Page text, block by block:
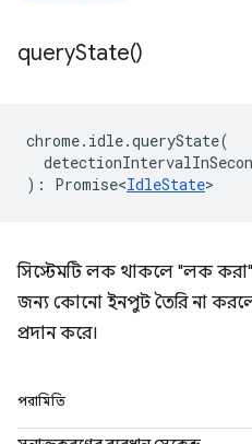
queryState()
chrome. idle.queryState(
) : Promise<IdleState>
সিস্টেমটি লক থাকলে "লক করা",
জন্য কোনো ইনপুট তৈরি না
প্রদান করে।
পরামিতি